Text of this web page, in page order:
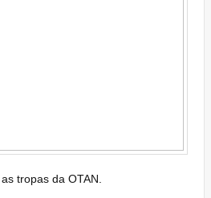
tropas da OTAN.